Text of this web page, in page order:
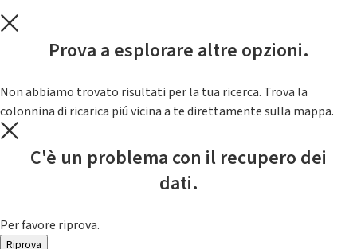
Prova a esplorare altre opzioni.
Non abbiamo trovato risultati per la tua ricerca. Trova la
colonnina di ricarica piú vicina a te direttamente sulla mappa.
C'è un problema con il recupero dei
dati.
Per favore riprova.
Riprova